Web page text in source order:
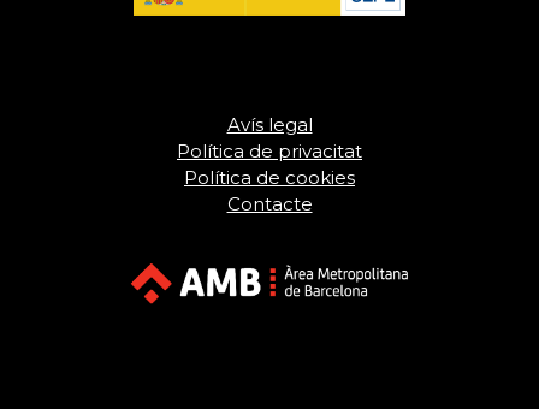
Avís legal
Política de privacitat
Política de cookies
Contacte